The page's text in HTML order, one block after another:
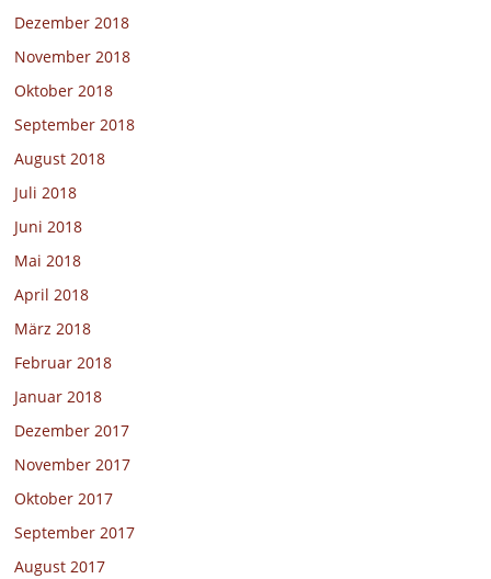
Dezember 2018
November 2018
Oktober 2018
September 2018
August 2018
Juli 2018
Juni 2018
Mai 2018
April 2018
März 2018
Februar 2018
Januar 2018
Dezember 2017
November 2017
Oktober 2017
September 2017
August 2017